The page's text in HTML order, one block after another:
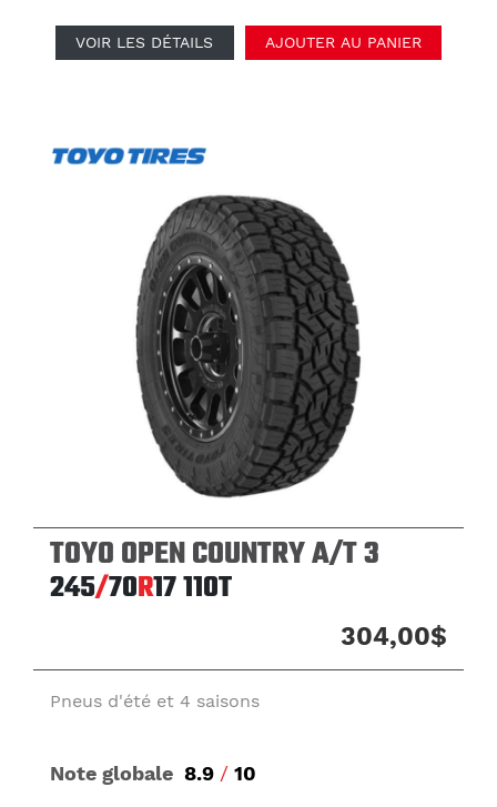
VOIR LES DÉTAILS AJOUTER AU PANIER
TOYO OPEN COUNTRY A/T 3
245/70R17110T
304,00$
Pneus d'été et 4 saisons
Note globale 8.9 / 10